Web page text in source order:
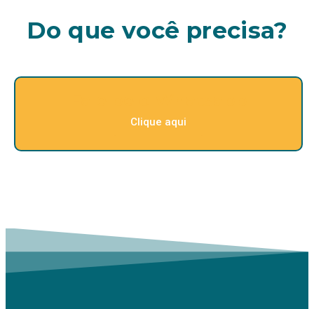
Do que você precisa?
Clique aqui